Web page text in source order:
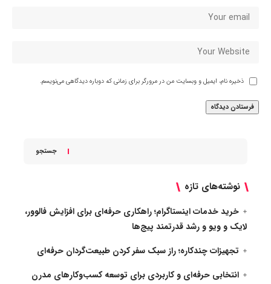
ذخیره نام، ایمیل و وبسایت من در مرورگر برای زمانی که دوباره دیدگاهی می‌نویسم.
جستجو
نوشته‌های تازه
خرید خدمات اینستاگرام؛ راهکاری حرفه‌ای برای افزایش فالوور،
لایک و ویو و رشد قدرتمند پیج‌ها
تجهیزات چندکاره؛ راز سبک سفر کردن طبیعت‌گردان حرفه‌ای
انتخابی حرفه‌ای و کاربردی برای توسعه کسب‌وکارهای مدرن